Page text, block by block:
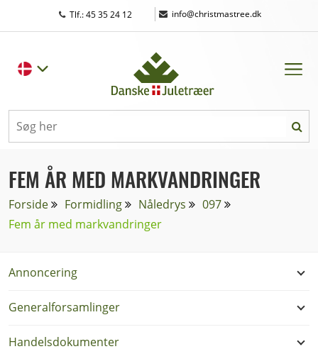
Tlf.: 45 35 24 12 | info@christmastree.dk
FEM ÅR MED MARKVANDRINGER
Forside Formidling Nåledrys
097
Fem år med markvandringer
Annoncering
Generalforsamlinger
Handelsdokumenter